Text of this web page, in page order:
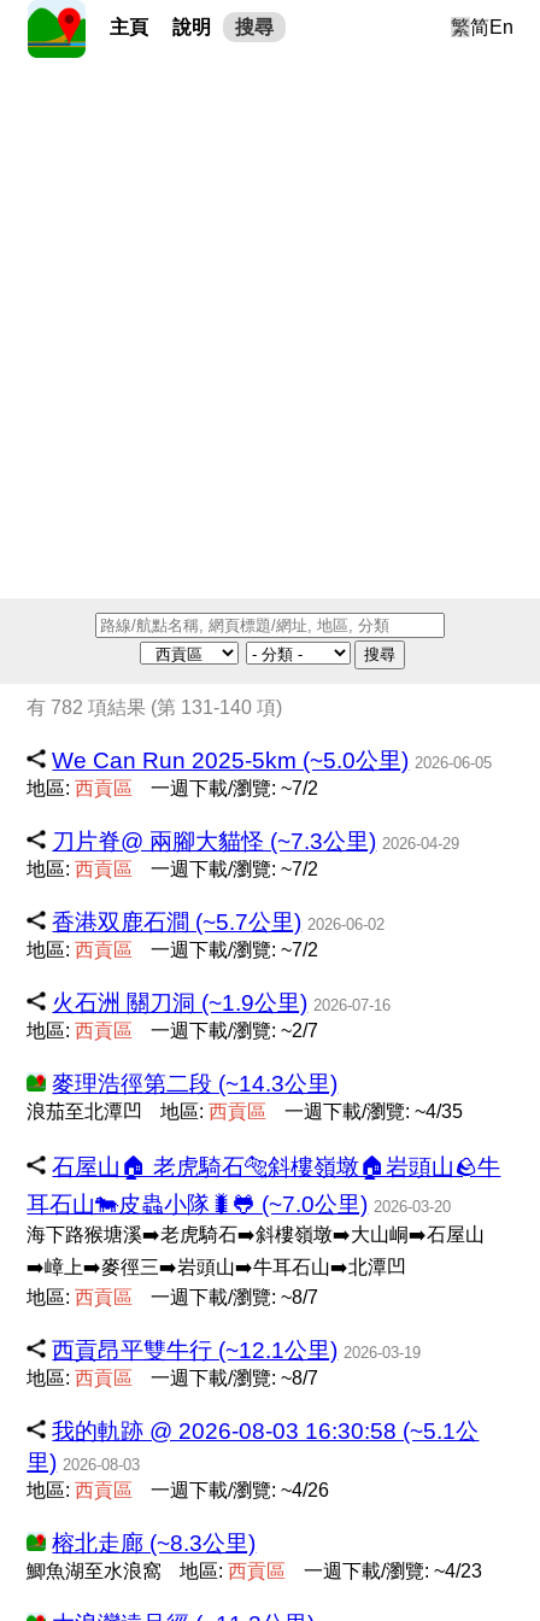
主頁 說明 搜尋 繁简En
搜尋
有 782 項結果 (第 131-140 項)
We Can Run 2025-5km (~5.0公里) 2026-06-05
地區:西貢區 一週下載/瀏覽: ~7/2
刀片脊@ 兩腳大貓怪 (~7.3公里) 2026-04-29
地區:西貢區 一週下載/瀏覽: ~7/2
香港双鹿石澗 (~5.7公里) 2026-06-02
地區:西貢區 一週下載/瀏覽: ~7/2
火石洲 關刀洞 (~1.9公里) 2026-07-16
地區:西貢區 一週下載/瀏覽: ~2/7
麥理浩徑第二段 (~14.3公里)
浪茄至北潭凹 地區:西貢區 一週下載/瀏覽: ~4/35
石屋山🏠 老虎騎石🐅斜樓嶺墩🏠岩頭山🪨牛
耳石山🐄皮蟲小隊🐛🐸 (~7.0公里) 2026-03-20
海下路猴塘溪➡️老虎騎石➡️斜樓嶺墩➡️大山峒➡️石屋山
➡️嶂上➡️麥徑三➡️岩頭山➡️牛耳石山➡️北潭凹
地區:西貢區 一週下載/瀏覽: ~8/7
西貢昂平雙牛行 (~12.1公里) 2026-03-19
地區:西貢區 一週下載/瀏覽: ~8/7
我的軌跡 @ 2026-08-03 16:30:58 (~5.1公
里) 2026-08-03
地區:西貢區 一週下載/瀏覽: ~4/26
榕北走廊 (~8.3公里)
鯽魚湖至水浪窩 地區:西貢區 一週下載/瀏覽: ~4/23